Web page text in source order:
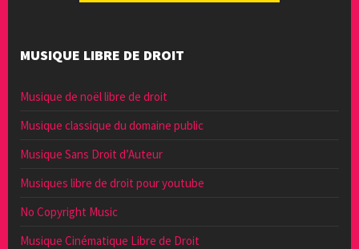
MUSIQUE LIBRE DE DROIT
Musique de noël libre de droit
Musique classique du domaine public
Musique Sans Droit d’Auteur
Musiques libre de droit pour youtube
No Copyright Music
Musique Cinématique Libre de Droit